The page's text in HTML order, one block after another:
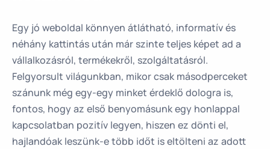
Egy jó weboldal könnyen átlátható, informatív és
néhány kattintás után már szinte teljes képet ad a
vállalkozásról, termékekről, szolgáltatásról.
Felgyorsult világunkban, mikor csak másodperceket
szánunk még egy-egy minket érdeklő dologra is,
fontos, hogy az első benyomásunk egy honlappal
kapcsolatban pozitív legyen, hiszen ez dönti el,
hajlandóak leszünk-e több időt is eltölteni az adott